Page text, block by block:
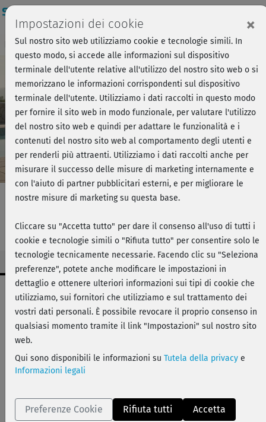
Play
Video
Breve anteprima - Forza, si parte! Accedi
Pilates Grundkurs - Kurs 9
Dati workout
facile
30 min
89 kcal
Anette Alvaredo
Impostazioni dei cookie ×
Sul nostro sito web utilizziamo cookie e tecnologie simili. In
questo modo, si accede alle informazioni sul dispositivo
terminale dell'utente relative all'utilizzo del nostro sito web o si
memorizzano le informazioni corrispondenti sul dispositivo
terminale dell'utente. Utilizziamo i dati raccolti in questo modo
per fornire il sito web in modo funzionale, per valutare l'utilizzo
del nostro sito web e quindi per adattare le funzionalità e i
contenuti del nostro sito web al comportamento degli utenti e
per renderli più attraenti. Utilizziamo i dati raccolti anche per
misurare il successo delle misure di marketing internamente e
con l'aiuto di partner pubblicitari esterni, e per migliorare le
nostre misure di marketing su questa base.
Cliccare su "Accetta tutto" per dare il consenso all'uso di tutti i
cookie e tecnologie simili o "Rifiuta tutto" per consentire solo le
tecnologie tecnicamente necessarie. Facendo clic su "Seleziona
preferenze", potete anche modificare le impostazioni in
dettaglio e ottenere ulteriori informazioni sui tipi di cookie che
utilizziamo, sui fornitori che utilizziamo e sul trattamento dei
vostri dati personali. È possibile revocare il proprio consenso in
qualsiasi momento tramite il link "Impostazioni" sul nostro sito
web.
Qui sono disponibili le informazioni su Tutela della privacy e
Informazioni legali
Preferenze Cookie Rifiuta tutti Accetta